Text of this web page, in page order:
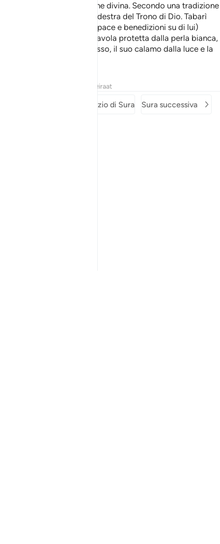
immutabile della Rivelazione divina. Secondo una tradizione
questa Tavola è posta alla destra del Trono di Dio. Tabarì
riferì che l’Inviato di Allah (pace e benedizioni su di lui)
disse: «Allah ha creato la Tavola protetta dalla perla bianca,
le sue pagine dal rubino rosso, il suo calamo dalla luce e la
Qiraat
Inizio di Sura Sura successiva